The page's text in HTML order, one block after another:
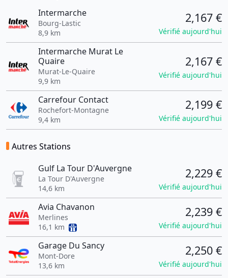
Intermarche
Bourg-Lastic
8,9 km
2,167 €
Vérifié aujourd'hui
Intermarche Murat Le
Quaire
Murat-Le-Quaire
9,9 km
2,167 €
Vérifié aujourd'hui
Carrefour Contact
Rochefort-Montagne
9,4 km
2,199 €
Vérifié aujourd'hui
Autres Stations
Gulf La Tour D'Auvergne
La Tour D'Auvergne
14,6 km
2,229 €
Vérifié aujourd'hui
Avia Chavanon
Merlines
16,1 km
2,239 €
Vérifié aujourd'hui
Garage Du Sancy
Mont-Dore
13,6 km
2,250 €
Vérifié aujourd'hui